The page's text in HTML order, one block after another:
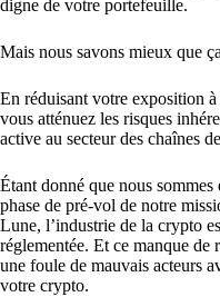
digne de votre portefeuille.
Mais nous savons mieux que
En réduisant votre exposition
vous atténuez les risques
active au secteur des chaînes
Étant donné que nous sommes
phase de pré-vol de notre
Lune, l’industrie de la crypto
réglementée. Et ce manque de
une foule de mauvais acteurs
votre crypto.